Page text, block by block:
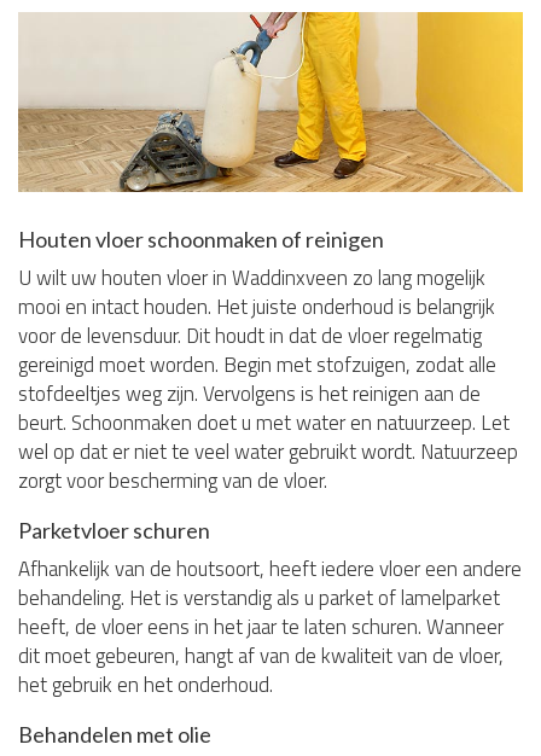
Houten vloer schoonmaken of reinigen
U wilt uw houten vloer in Waddinxveen zo lang mogelijk
mooi en intact houden. Het juiste onderhoud is belangrijk
voor de levensduur. Dit houdt in dat de vloer regelmatig
gereinigd moet worden. Begin met stofzuigen, zodat alle
stofdeeltjes weg zijn. Vervolgens is het reinigen aan de
beurt. Schoonmaken doet u met water en natuurzeep. Let
wel op dat er niet te veel water gebruikt wordt. Natuurzeep
zorgt voor bescherming van de vloer.
Parketvloer schuren
Afhankelijk van de houtsoort, heeft iedere vloer een andere
behandeling. Het is verstandig als u parket of lamelparket
heeft, de vloer eens in het jaar te laten schuren. Wanneer
dit moet gebeuren, hangt af van de kwaliteit van de vloer,
het gebruik en het onderhoud.
Behandelen met olie